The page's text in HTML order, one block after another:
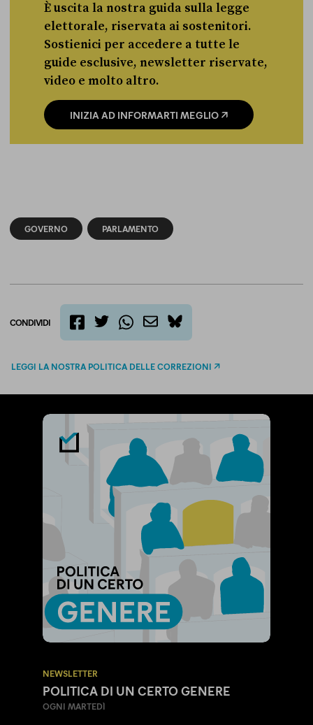
È uscita la nostra guida sulla legge
elettorale, riservata ai sostenitori.
Sostienici per accedere a tutte le
guide esclusive, newsletter riservate,
video e molto altro.
INIZIA AD INFORMARTI MEGLIO
GOVERNO PARLAMENTO
CONDIVIDI
bluesky
LEGGI LA NOSTRA POLITICA DELLE CORREZIONI
NEWSLETTER
POLITICA DI UN CERTO GENERE
OGNI MARTEDÌ